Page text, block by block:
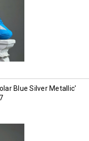
Blue Silver Metallic'